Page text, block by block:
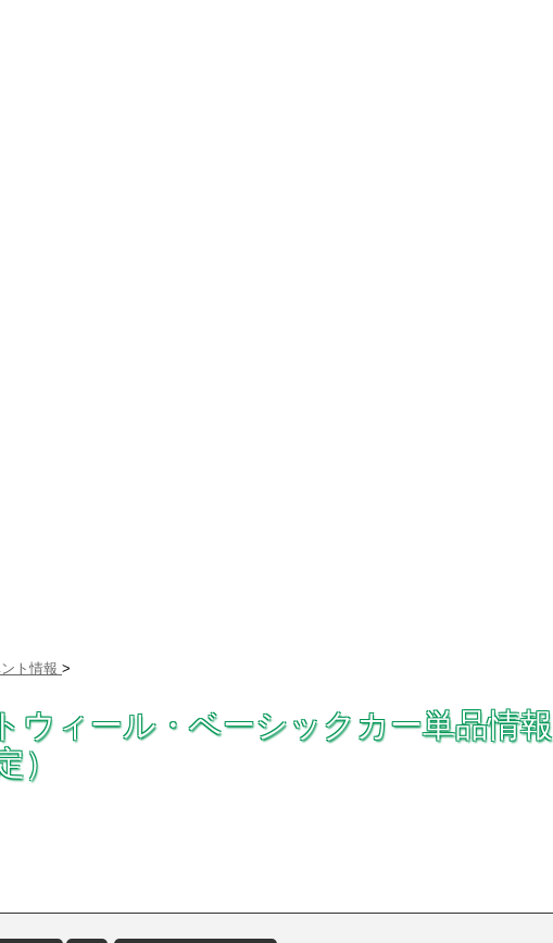
ト情報 >
ウィール・ベーシックカー単品情報
）